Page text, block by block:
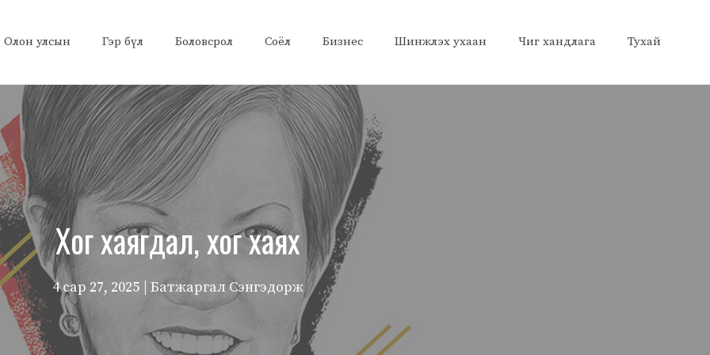
Олон улсын Гэр бүл Боловсрол Соёл Бизнес Шинжлэх ухаан Чиг хандлага Тухай
Хог хаягдал, хог хаях
4 сар 27, 2025 | Батжаргал Сэнгэдорж